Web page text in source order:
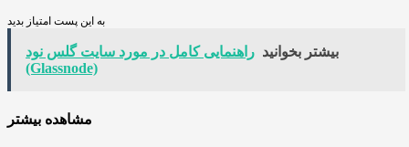
به این پست امتیاز بدید
بیشتر بخوانید راهنمایی کامل در مورد سایت گلس نود
(Glassnode)
مشاهده بیشتر